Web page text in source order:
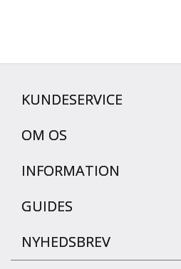
KUNDESERVICE
OM OS
INFORMATION
GUIDES
NYHEDSBREV